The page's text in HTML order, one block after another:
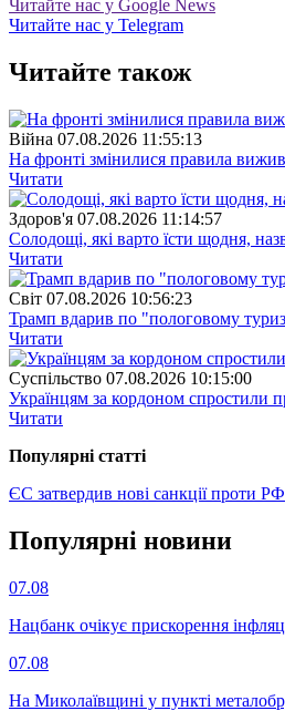
Читайте нас у Google News
Читайте нас у Telegram
Читайте також
Війна 07.08.2026 11:55:13
На фронті змінилися правила
Читати
Здоров'я 07.08.2026 11:14:57
Солодощі, які варто їсти щодня,
Читати
Свiт 07.08.2026 10:56:23
Трамп вдарив по "пологовому
Читати
Суспiльство 07.08.2026 10:15:00
Українцям за кордоном спростили
Читати
Популярнi статтi
ЄС затвердив нові санкції проти РФ
Популярнi новини
07.08
Нацбанк очікує прискорення
07.08
На Миколаївщині у пункті